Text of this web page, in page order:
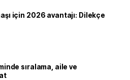
için 2026 avantajı: Dilekçe
sıralama, aile ve